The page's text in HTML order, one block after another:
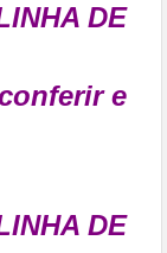
DE
e
DE